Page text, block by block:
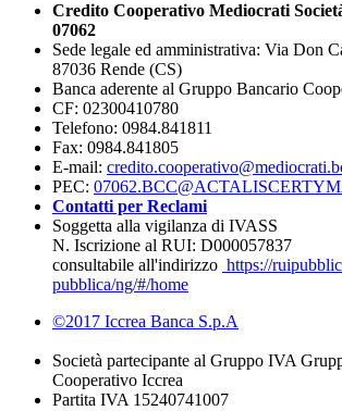
Credito Cooperativo Mediocrati
07062
Sede legale ed amministrativa: Via Don
87036 Rende (CS)
Banca aderente al Gruppo Bancario
CF: 02300410780
Telefono: 0984.841811
Fax: 0984.841805
E-mail:
PEC:
Contatti per Reclami
Soggetta alla vigilanza di IVASS
N. Iscrizione al RUI: D000057837
consultabile all'indirizzo https://
pubblica/ng/#/home
©2017 Iccrea Banca S.p.A
Società partecipante al Gruppo IVA
Cooperativo Iccrea
Partita IVA 15240741007